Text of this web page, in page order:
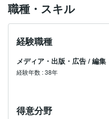
職種・スキル
経験職種
メディア・出版・広告 / 編集
経験年数 :38年
得意分野